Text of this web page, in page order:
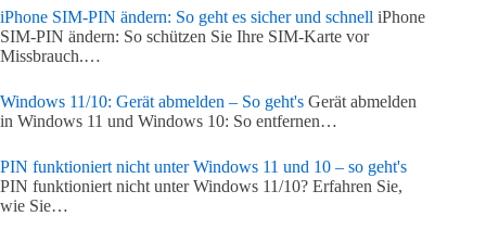
iPhone SIM-PIN ändern: So geht es sicher und schnell iPhone
SIM-PIN ändern: So schützen Sie Ihre SIM-Karte vor
Missbrauch.…
Windows 11/10: Gerät abmelden – So geht's Gerät abmelden
in Windows 11 und Windows 10: So entfernen…
PIN funktioniert nicht unter Windows 11 und 10 – so geht's
PIN funktioniert nicht unter Windows 11/10? Erfahren Sie,
wie Sie…